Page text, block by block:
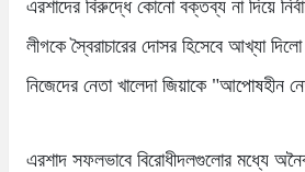
এরশাদের বিরুদ্ধে কোনো বক্তব্য না দিয়ে
লীগকে স্বৈরাচারের দোসর হিসেবে আখ্যা
নিজেদের নেতা খালেদা জিয়াকে "আপোষহীন
এরশাদ সফলভাবে বিরোধীদলগুলোর মধ্যে